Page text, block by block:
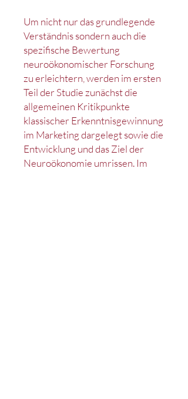
Um nicht nur das grundlegende
Verständnis sondern auch die
spezifische Bewertung
neuroökonomischer Forschung
zu erleichtern, werden im ersten
Teil der Studie zunächst die
allgemeinen Kritikpunkte
klassischer Erkenntnisgewinnung
im Marketing dargelegt sowie die
Entwicklung und das Ziel der
Neuroökonomie umrissen. Im